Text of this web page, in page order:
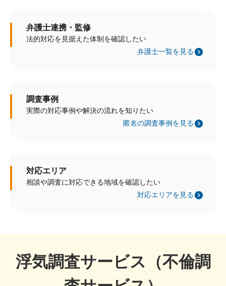
弁護士連携・監修
法的対応を見据えた体制を確認したい
弁護士一覧を見る
調査事例
実際の対応事例や解決の流れを知りたい
匿名の調査事例を見る
対応エリア
相談や調査に対応できる地域を確認したい
対応エリアを見る
浮気調査サービス（不倫調